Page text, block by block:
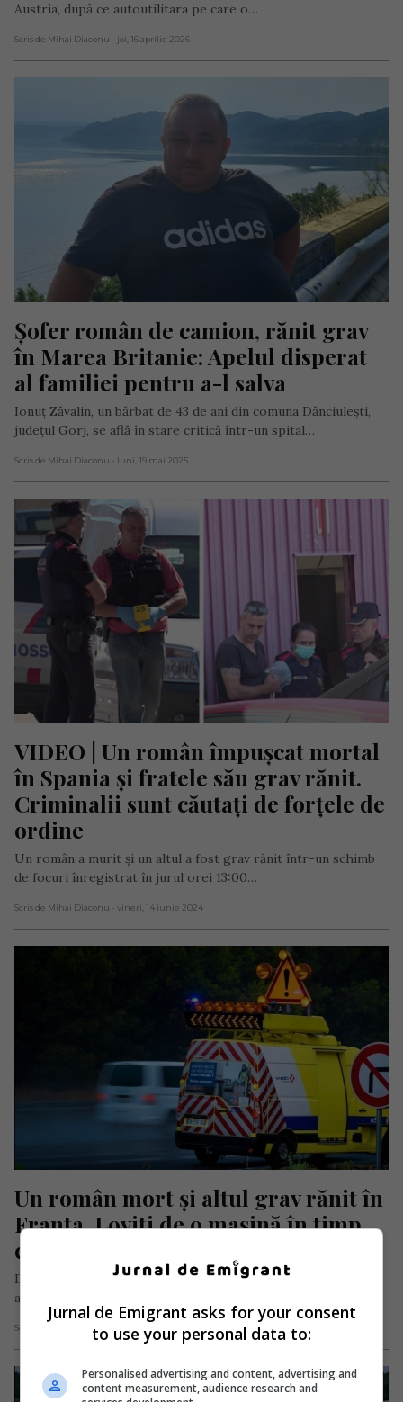
Austria, după ce autoutilitara pe care o…
Scris de Mihai Diaconu - joi, 16 aprilie 2026
Șofer român de camion, rănit grav
în Marea Britanie: Apelul disperat
al familiei pentru a-l salva
Ionuț Zăvalin, un bărbat de 43 de ani din comuna Dănciulești,
județul Gorj, se află în stare critică într-un spital…
Scris de Mihai Diaconu - luni, 19 mai 2025
VIDEO | Un român împușcat mortal
în Spania și fratele său grav rănit.
Criminalii sunt căutați de forțele de
ordine
Un român a murit și un altul a fost grav rănit într-un schimb
de focuri înregistrat în jurul orei 13:00…
Scris de Mihai Diaconu - vineri, 14 iunie 2024
Un român mort și altul grav rănit în
Franța. Loviți de o mașină în timp
ce se deplasau cu bicicleta
Doi bicicliști de naționalitate română, ambii în vârstă de 19 ani,
au fost loviți în timp ce pedalau în noaptea…
Scris de Redacția Jurnal de Emigrant - vineri, 12 mai 2023
Jurnal de Emigrant asks for your consent
to use your personal data to:
Personalised advertising and content, advertising and
content measurement, audience research and